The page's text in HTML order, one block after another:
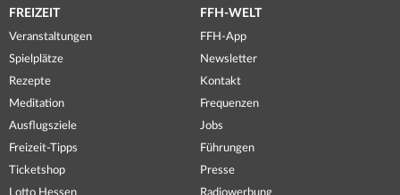
FREIZEIT
Veranstaltungen
Spielplätze
Rezepte
Meditation
Ausflugsziele
Freizeit-Tipps
Ticketshop
Lotto Hessen
FFH-WELT
FFH-App
Newsletter
Kontakt
Frequenzen
Jobs
Führungen
Presse
Radiowerbung